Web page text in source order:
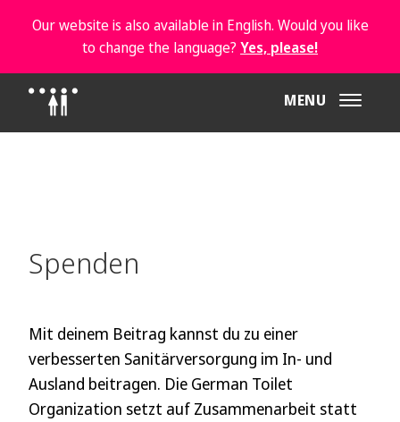
Our website is also available in English. Would you like
to change the language? Yes, please!
MENU
Spenden
Mit deinem Beitrag kannst du zu einer
verbesserten Sanitärversorgung im In- und
Ausland beitragen. Die German Toilet
Organization setzt auf Zusammenarbeit statt